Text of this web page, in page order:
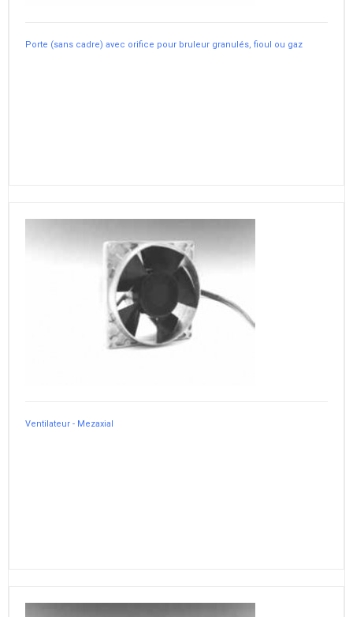
Porte (sans cadre) avec orifice pour bruleur granulés, fioul ou gaz
Ventilateur - Mezaxial